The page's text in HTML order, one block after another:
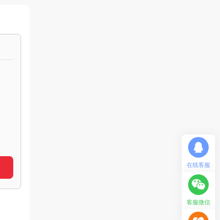
在线客服
客服微信